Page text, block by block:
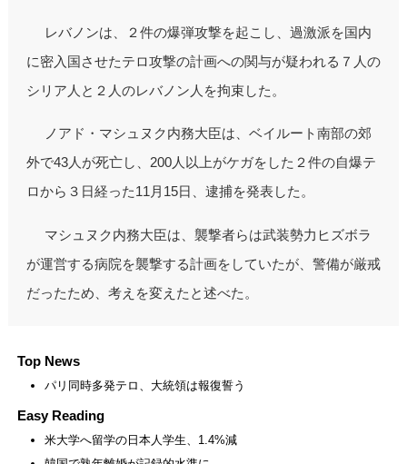
レバノンは、２件の爆弾攻撃を起こし、過激派を国内
に密入国させたテロ攻撃の計画への関与が疑われる７人の
シリア人と２人のレバノン人を拘束した。
ノアド・マシュヌク内務大臣は、ベイルート南部の郊
外で43人が死亡し、200人以上がケガをした２件の自爆テ
ロから３日経った11月15日、逮捕を発表した。
マシュヌク内務大臣は、襲撃者らは武装勢力ヒズボラ
が運営する病院を襲撃する計画をしていたが、警備が厳戒
だったため、考えを変えたと述べた。
Top News
パリ同時多発テロ、大統領は報復誓う
Easy Reading
米大学へ留学の日本人学生、1.4%減